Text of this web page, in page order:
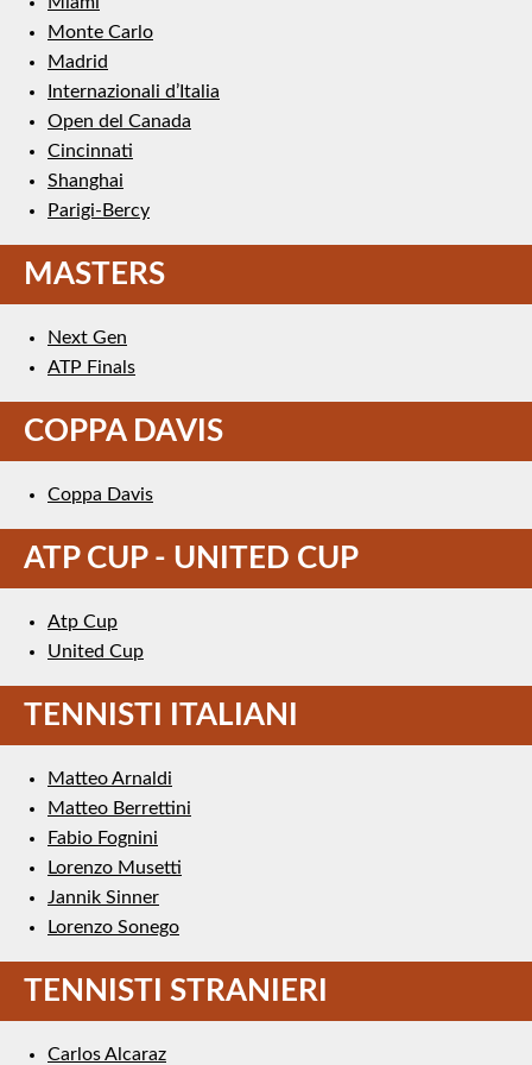
Monte Carlo
Madrid
Internazionali d’Italia
Open del Canada
Cincinnati
Shanghai
Parigi-Bercy
MASTERS
Next Gen
ATP Finals
COPPA DAVIS
Coppa Davis
ATP CUP - UNITED CUP
Atp Cup
United Cup
TENNISTI ITALIANI
Matteo Arnaldi
Matteo Berrettini
Fabio Fognini
Lorenzo Musetti
Jannik Sinner
Lorenzo Sonego
TENNISTI STRANIERI
Carlos Alcaraz